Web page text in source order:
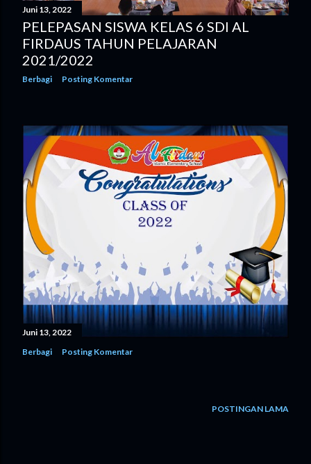
Juni 13, 2022
PELEPASAN SISWA KELAS 6 SDI AL
FIRDAUS TAHUN PELAJARAN
2021/2022
Berbagi Posting Komentar
Juni 13, 2022
Berbagi
Posting Komentar
POSTINGAN LAMA